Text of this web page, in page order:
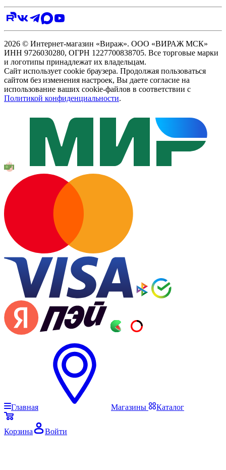
2026 © Интернет-магазин «Вираж». ООО «ВИРАЖ МСК»
ИНН 9726030280, ОГРН 1227700838705. Все торговые марки
и логотипы принадлежат их владельцам.
Сайт использует cookie браузера. Продолжая пользоваться
сайтом без изменения настроек, Вы даете согласие на
использование ваших cookie-файлов в соответствии с
Политикой конфиденциальности.
Главная Магазины Каталог
Корзина Войти